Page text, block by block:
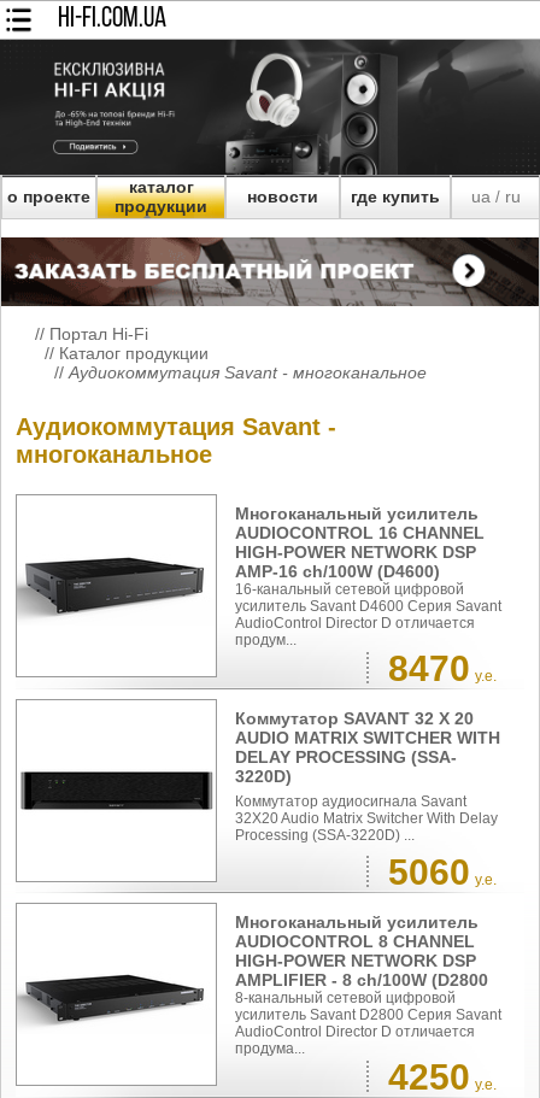
HI-FI.COM.UA
о проекте
каталог
продукции
новости где купить ua/ ru
// Портал Hi-Fi
// Каталог продукции
// Аудиокоммутация Savant - многоканальное
Аудиокоммутация Savant -
многоканальное
Многоканальный усилитель
AUDIOCONTROL 16 CHANNEL
HIGH-POWER NETWORK DSP
AMP-16 ch/100W (D4600)
16-канальный сетевой цифровой
усилитель Savant D4600 Серия Savant
AudioControl Director D отличается
продум...
8470 у.е.
Коммутатор SAVANT 32 X 20
AUDIO MATRIX SWITCHER WITH
DELAY PROCESSING (SSA-
3220D)
Коммутатор аудиосигнала Savant
32X20 Audio Matrix Switcher With Delay
Processing (SSA-3220D) ...
5060 у.е.
Многоканальный усилитель
AUDIOCONTROL 8 CHANNEL
HIGH-POWER NETWORK DSP
AMPLIFIER - 8 ch/100W (D2800
8-канальный сетевой цифровой
усилитель Savant D2800 Серия Savant
AudioControl Director D отличается
продума...
4250 у.е.